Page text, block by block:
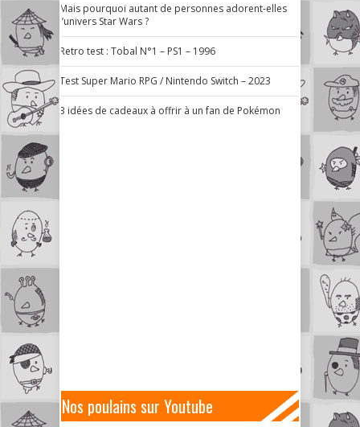
Mais pourquoi autant de personnes adorent-elles
l’univers Star Wars ?
Retro test : Tobal N°1 – PS1 – 1996
Test Super Mario RPG / Nintendo Switch – 2023
3 idées de cadeaux à offrir à un fan de Pokémon
Nos poulains sur Youtube